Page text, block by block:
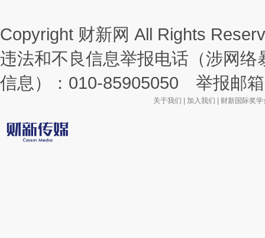
Copyright 财新网 All Rights
违法和不良信息举报电话（涉网
信息）：010-85905050 举报邮
关于我们 加入我们 财新国际奖学